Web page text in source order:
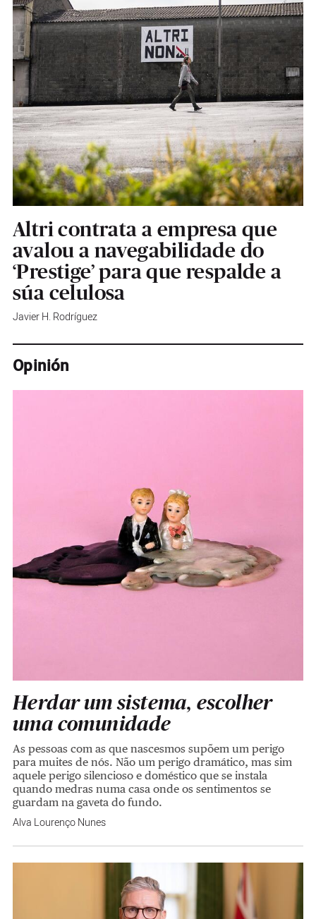
Altri contrata a empresa que
avalou a navegabilidade do
‘Prestige’ para que respalde a
súa celulosa
Javier H. Rodríguez
Opinión
Herdar um sistema, escolher
uma comunidade
As pessoas com as que nascesmos supõem um perigo
para muites de nós. Não um perigo dramático, mas sim
aquele perigo silencioso e doméstico que se instala
quando medras numa casa onde os sentimentos se
guardam na gaveta do fundo.
Alva Lourenço Nunes